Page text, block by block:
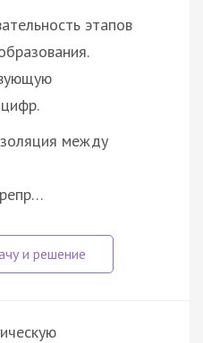
этапов
между